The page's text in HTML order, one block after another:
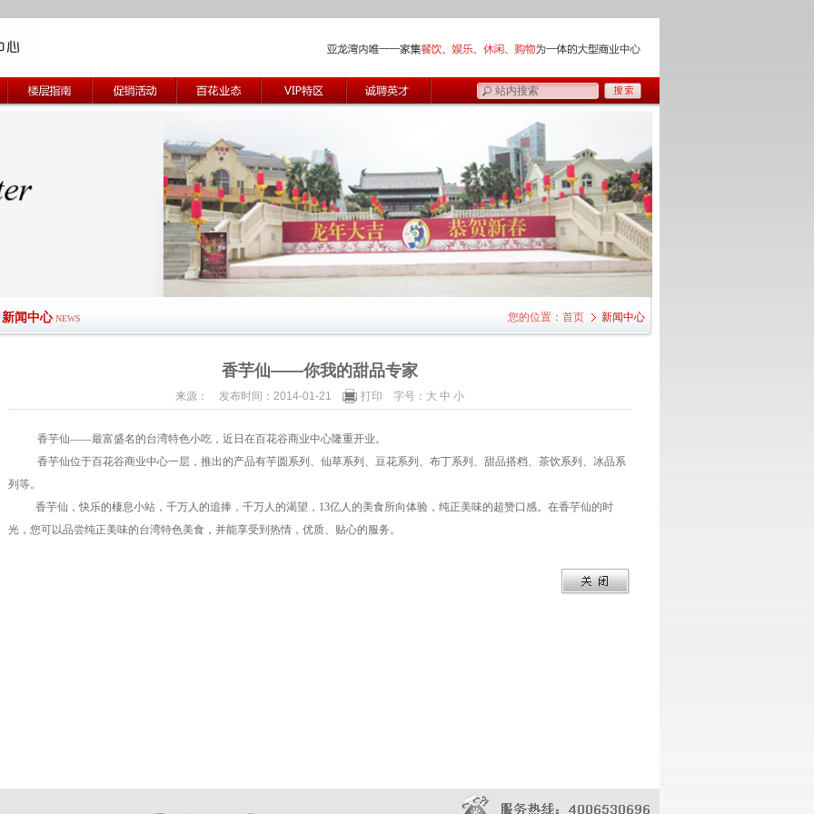
您的位置： 首页 新闻中心
新闻中心 NEWS
香芋仙——你我的甜品专家
来源： 发布时间：2014-01-21 打印 字号： 大 中 小
香芋仙——最富盛名的台湾特色小吃，近日在百花谷商业中心隆重开业。
香芋仙位于百花谷商业中心一层，推出的产品有芋圆系列、仙草系列、豆花系列、布丁系列、甜品搭档、茶饮系列、冰品系
列等。
香芋仙，快乐的棲息小站，千万人的追捧，千万人的渴望， 13亿人的美食所向体验，纯正美味的超赞口感。在香芋仙的时
光，您可以品尝纯正美味的台湾特色美食，并能享受到热情，优质、贴心的服务。